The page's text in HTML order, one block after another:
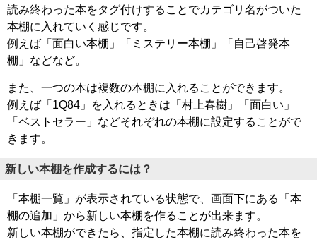
読み終わった本をタグ付けすることでカテゴリ名がついた
本棚に入れていく感じです。
例えば「面白い本棚」「ミステリー本棚」「自己啓発本
棚」などなど。
また、一つの本は複数の本棚に入れることができます。
例えば「1Q84」を入れるときは「村上春樹」「面白い」
「ベストセラー」などそれぞれの本棚に設定することがで
きます。
新しい本棚を作成するには？
「本棚一覧」が表示されている状態で、画面下にある「本
棚の追加」から新しい本棚を作ることが出来ます。
新しい本棚ができたら、指定した本棚に読み終わった本を